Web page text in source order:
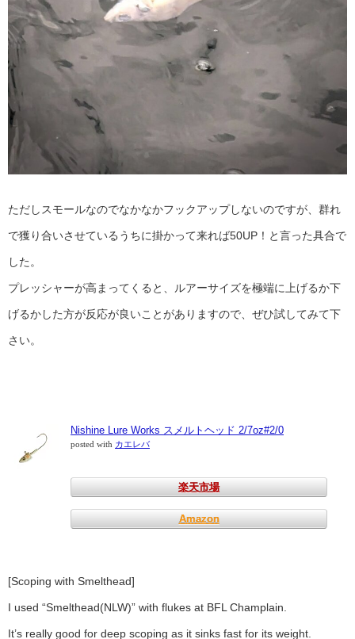
ただしスモールなのでなかなかフックアップしないのですが、群れ
で獲り合いさせているうちに掛かって来れば50UP！と言った具合で
した。
プレッシャーが高まってくると、ルアーサイズを極端に上げるか下
げるかした方が反応が良いことがありますので、ぜひ試してみて下
さい。
Nishine Lure Works スメルトヘッド 2/7oz#2/0
posted with カエレバ
楽天市場
Amazon
[Scoping with Smelthead]
I used “Smelthead(NLW)” with flukes at BFL Champlain.
It’s really good for deep scoping as it sinks fast for its weight.